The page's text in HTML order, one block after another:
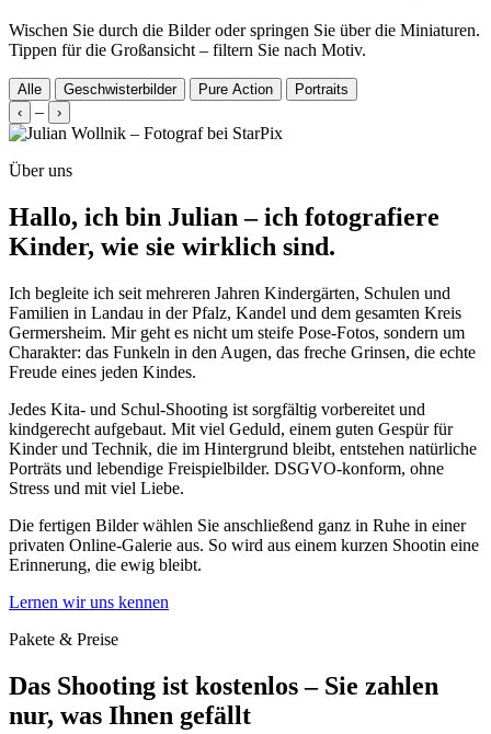
Wischen Sie durch die Bilder oder springen Sie über die Miniaturen.
Tippen für die Großansicht – filtern Sie nach Motiv.
Alle Geschwisterbilder Pure Action
Portraits
‹
– ›
Über uns
Hallo, ich bin Julian – ich fotografiere
Kinder, wie sie wirklich sind.
Ich begleite ich seit mehreren Jahren Kindergärten, Schulen und
Familien in Landau in der Pfalz, Kandel und dem gesamten Kreis
Germersheim. Mir geht es nicht um steife Pose‑Fotos, sondern um
Charakter: das Funkeln in den Augen, das freche Grinsen, die echte
Freude eines jeden Kindes.
Jedes Kita‑ und Schul‑Shooting ist sorgfältig vorbereitet und
kindgerecht aufgebaut. Mit viel Geduld, einem guten Gespür für
Kinder und Technik, die im Hintergrund bleibt, entstehen natürliche
Porträts und lebendige Freispielbilder. DSGVO‑konform, ohne
Stress und mit viel Liebe.
Die fertigen Bilder wählen Sie anschließend ganz in Ruhe in einer
privaten Online‑Galerie aus. So wird aus einem kurzen Shootin eine
Erinnerung, die ewig bleibt.
Lernen wir uns kennen
Pakete & Preise
Das Shooting ist kostenlos – Sie zahlen
nur, was Ihnen gefällt